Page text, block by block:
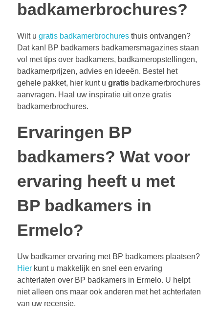
badkamerbrochures?
Wilt u gratis badkamerbrochures thuis ontvangen?
Dat kan! BP badkamers badkamersmagazines staan
vol met tips over badkamers, badkameropstellingen,
badkamerprijzen, advies en ideeën. Bestel het
gehele pakket, hier kunt u gratis badkamerbrochures
aanvragen. Haal uw inspiratie uit onze gratis
badkamerbrochures.
Ervaringen BP
badkamers? Wat voor
ervaring heeft u met
BP badkamers in
Ermelo?
Uw badkamer ervaring met BP badkamers plaatsen?
Hier kunt u makkelijk en snel een ervaring
achterlaten over BP badkamers in Ermelo. U helpt
niet alleen ons maar ook anderen met het achterlaten
van uw recensie.